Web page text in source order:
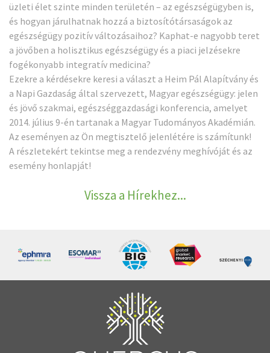
üzleti élet szinte minden területén – az egészségügyben is,
és hogyan járulhatnak hozzá a biztosítótársaságok az
egészségügy pozitív változásaihoz? Kaphat-e nagyobb teret
a jövőben a holisztikus egészségügy és a piaci jelzésekre
fogékonyabb integratív medicina?
Ezekre a kérdésekre keresi a választ a Heim Pál Alapítvány és
a Napi Gazdaság által szervezett, Magyar egészségügy: jelen
és jövő szakmai, egészséggazdasági konferencia, amelyet
2014. július 9-én tartanak a Magyar Tudományos Akadémián.
Az eseményen az Ön megtisztelő jelenlétére is számítunk!
A részletekért tekintse meg a rendezvény meghívóját és az
esemény honlapját!
Vissza a Hírekhez...